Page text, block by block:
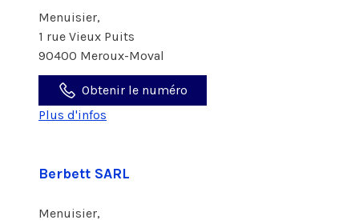
Menuisier,
1 rue Vieux Puits
90400 Meroux-Moval
Obtenir le numéro
Plus d'infos
Berbett SARL
Menuisier,